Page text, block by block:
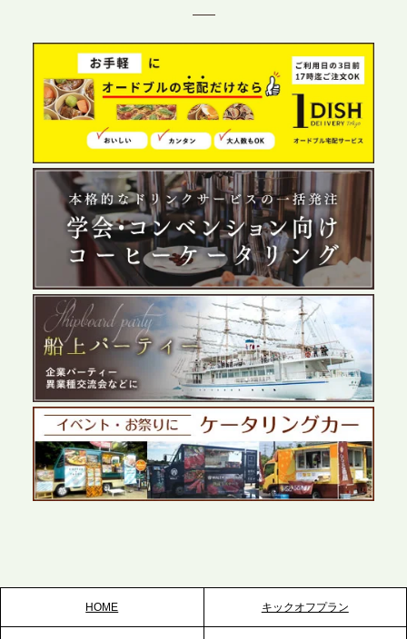
目の展開で、拡大する出張パーティー・ケータリン
2026.6.4
プレスリリースのご案内｜夏の社内親睦が、配属後
の離職防止に。オフィスや会議室で縁日気分を味わ
う「お祭りケータリング」の提供を開始
2026.5.29
プレスリリースのご案内｜ケータリングのセカンド
テーブル、群馬前橋支社を設立。再開発やオフィス
展開が進む前橋エリアの企業ニーズに応え、高品質
なサービスで各種イベント・懇親会をサポート
2026.5.27
プレスリリースのご案内｜ケータリングのセカンド
テーブル、千葉本社を新設。幕張・舞浜の大型イベ
ントから主要都市の社内懇親会まで、現地拠点を活
かしたスムーズな対応を展開
2026.5.22
2026.5.20
HOME キックオフプラン